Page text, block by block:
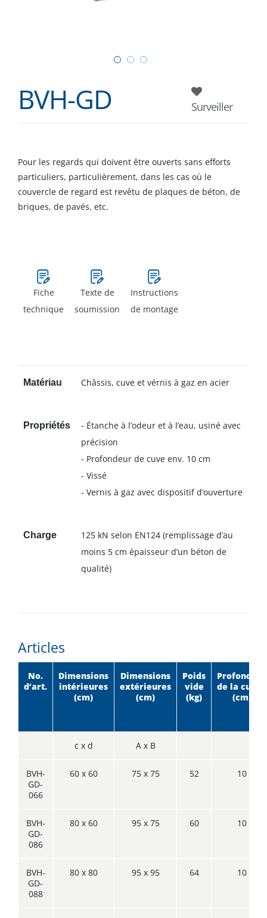
BVH-GD Surveiller
Pour les regards qui doivent être ouverts sans efforts
particuliers, particulièrement, dans les cas où le
couvercle de regard est revêtu de plaques de béton, de
briques, de pavés, etc.
Fiche
technique
Texte de
soumission
Instructions
de montage
Matériau Châssis, cuve et vérnis à gaz en acier
Propriétés
- Étanche à l’odeur et à l’eau, usiné avec
précision
- Profondeur de cuve env. 10 cm
- Vissé
- Vernis à gaz avec dispositif d‘ouverture
Charge
125 kN selon EN124 (remplissage d’au
moins 5 cm épaisseur d’un béton de
qualité)
Articles
No.
d‘art.
Dimensions
intérieures
(cm)
Dimensions
extérieures
(cm)
Poids
vide
(kg)
Profondeur
de la cuve*
(cm)
c x d A x B
BVH-
GD-
066
60 x 60 75 x 75 52 10
BVH-
GD-
086
80 x 60 95 x 75 60 10
BVH-
GD-
088
80 x 80 95 x 95 64 10